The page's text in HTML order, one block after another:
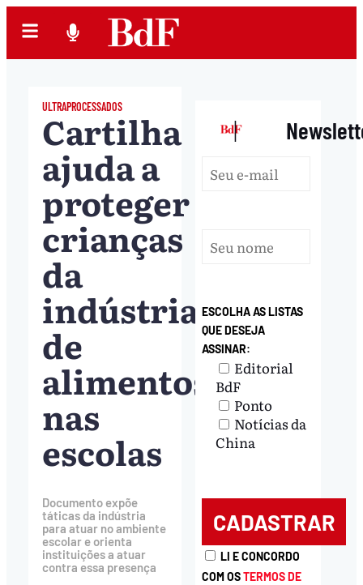
ULTRAPROCESSADOS
Cartilha
ajuda a
proteger
crianças
da
indústria
de
alimentos
nas
escolas
Documento expõe
táticas da indústria
para atuar no ambiente
escolar e orienta
instituições a atuar
contra essa presença
|
ESCOLHA AS LISTAS
QUE DESEJA
ASSINAR:
Editorial
BdF
Ponto
Notícias da
China
LI E CONCORDO
COM OSTERMOS DE